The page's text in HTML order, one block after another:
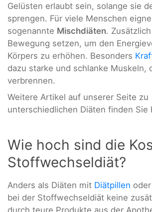
Gelüsten erlaubt sein, solange sie
sprengen. Für viele Menschen
sogenannte Mischdiäten.
Bewegung setzen, um den
Körpers zu erhöhen. Besonders
dazu starke und schlanke Muskeln,
verbrennen.
Weitere Artikel auf unserer Seite zu
unterschiedlichen Diäten finden Sie
Wie hoch sind die
Stoffwechseldiät?
Anders als Diäten mit Diätpillen
bei der Stoffwechseldiät keine
durch teure Produkte aus der